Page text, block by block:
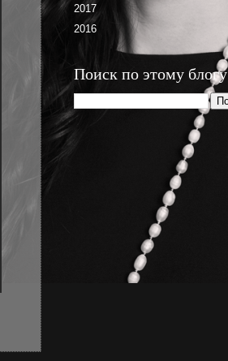
2017
2016
Поиск по этому блогу